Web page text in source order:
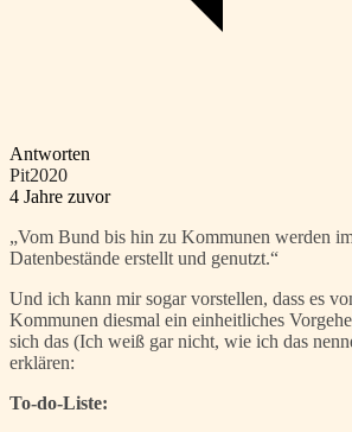
Antworten
Pit2020
4 Jahre zuvor
„Vom Bund bis hin zu Kommunen werden
Datenbestände erstellt und genutzt.“
Und ich kann mir sogar vorstellen, dass es
Kommunen diesmal ein einheitliches
sich das (Ich weiß gar nicht, wie ich das
erklären:
To-do-Liste: